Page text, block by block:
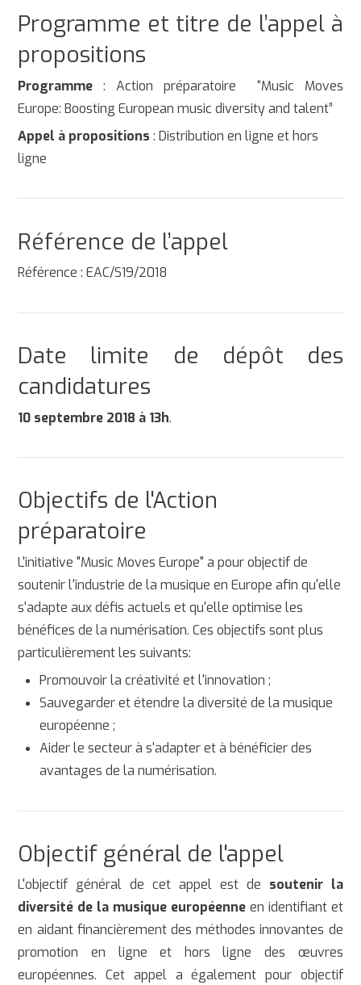
Programme et titre de l’appel à
propositions
Programme : Action préparatoire “Music Moves
Europe: Boosting European music diversity and talent”
Appel à propositions : Distribution en ligne et hors
ligne
Référence de l’appel
Référence : EAC/S19/2018
Date limite de dépôt des
candidatures
10 septembre 2018 à 13h.
Objectifs de l'Action
préparatoire
L'initiative "Music Moves Europe" a pour objectif de
soutenir l'industrie de la musique en Europe afin qu'elle
s'adapte aux défis actuels et qu'elle optimise les
bénéfices de la numérisation. Ces objectifs sont plus
particulièrement les suivants:
Promouvoir la créativité et l'innovation ;
Sauvegarder et étendre la diversité de la musique
européenne ;
Aider le secteur à s'adapter et à bénéficier des
avantages de la numérisation.
Objectif général de l'appel
L'objectif général de cet appel est de soutenir la
diversité de la musique européenneen identifiant et
en aidant financièrement des méthodes innovantes de
promotion en ligne et hors ligne des œuvres
européennes. Cet appel a également pour objectif